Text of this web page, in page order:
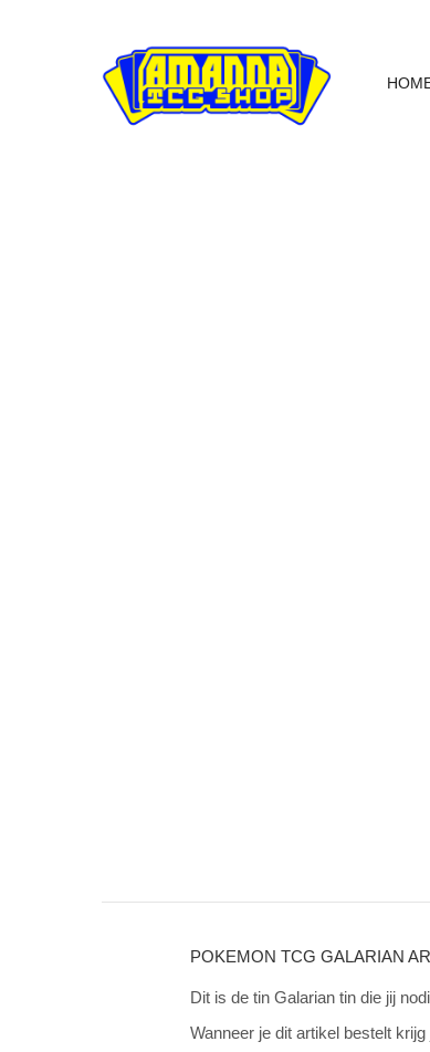
POKEMON TCG GALARIAN
Dit is de tin Galarian tin die jij
Wanneer je dit artikel bestelt krijg